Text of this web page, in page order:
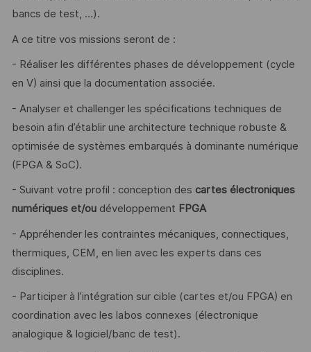
bancs de test, …).
A ce titre vos missions seront de :
- Réaliser les différentes phases de développement (cycle
en V) ainsi que la documentation associée.
- Analyser et challenger les spécifications techniques de
besoin afin d’établir une architecture technique robuste &
optimisée de systèmes embarqués à dominante numérique
(FPGA & SoC).
- Suivant votre profil : conception des cartes électroniques
numériques et/oudéveloppement FPGA
- Appréhender les contraintes mécaniques, connectiques,
thermiques, CEM, en lien avec les experts dans ces
disciplines.
- Participer à l’intégration sur cible (cartes et/ou FPGA) en
coordination avec les labos connexes (électronique
analogique & logiciel/banc de test).